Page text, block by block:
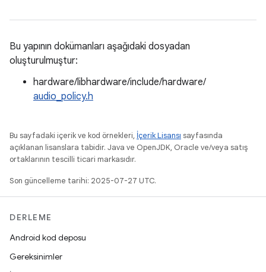
Bu yapının dokümanları aşağıdaki dosyadan
oluşturulmuştur:
hardware/libhardware/include/hardware/
audio_policy.h
Bu sayfadaki içerik ve kod örnekleri, İçerik Lisansı sayfasında
açıklanan lisanslara tabidir. Java ve OpenJDK, Oracle ve/veya satış
ortaklarının tescilli ticari markasıdır.
Son güncelleme tarihi: 2025-07-27 UTC.
DERLEME
Android kod deposu
Gereksinimler